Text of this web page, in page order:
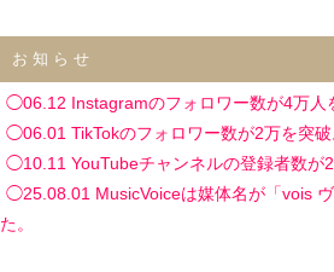
お知らせ
◯06.12 Instagramのフォロワー数が4万人
◯06.01 TikTokのフォロワー数が2万を突破
◯10.11 YouTubeチャンネルの登録者数が
◯25.08.01 MusicVoiceは媒体名が「vois
た。